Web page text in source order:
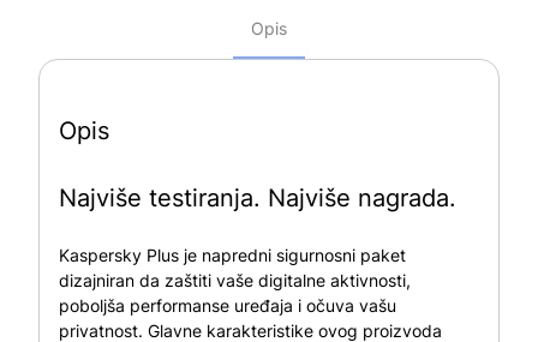
Opis
Opis
Najviše testiranja. Najviše nagrada.
Kaspersky Plus je napredni sigurnosni paket
dizajniran da zaštiti vaše digitalne aktivnosti,
poboljša performanse uređaja i očuva vašu
privatnost. Glavne karakteristike ovog proizvoda